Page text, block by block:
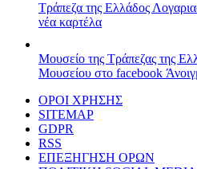
Τράπεζα της Ελλάδος
νέα καρτέλα
Μουσείο της Τράπεζας της
Μουσείου στο facebook
ΟΡΟΙ ΧΡΗΣΗΣ
SITEMAP
GDPR
RSS
ΕΠΕΞΗΓΗΣΗ ΟΡΩΝ